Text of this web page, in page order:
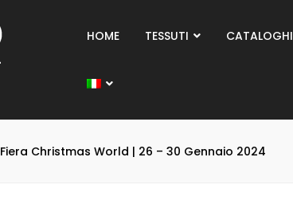
HOME TESSUTI CATALOGHI
Fiera Christmas World | 26 – 30 Gennaio 2024